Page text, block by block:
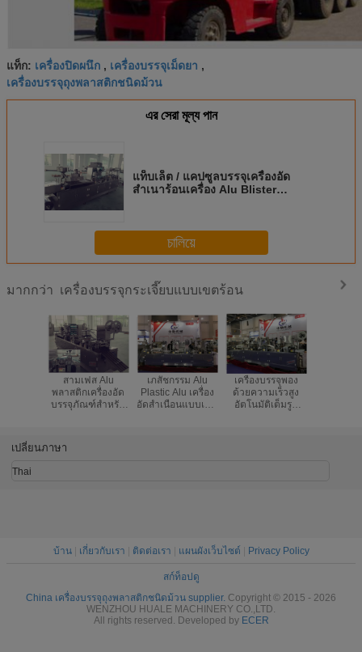
แท็ก: เครื่องปิดผนึก , เครื่องบรรจุเม็ดยา ,
เครื่องบรรจุถุงพลาสติกชนิดม้วน
এর সেরা মূল্য পান
แท็บเล็ต / แคปซูลบรรจุเครื่องอัด
สำเนาร้อนเครื่อง Alu Blister
চালিয়ে
มากกว่า เครื่องบรรจุกระเจี๊ยบแบบเขตร้อน
สามเฟส Alu
พลาสติกเครื่องอัด
บรรจุภัณฑ์สำหรับ
เภสัชกรรม Alu
Plastic Alu เครื่อง
อัดสำเนือนแบบเขต
เครื่องบรรจุพอง
ด้วยความเร็วสูง
อัตโนมัติเต็มรูป
เปลี่ยนภาษา
Thai
บ้าน| เกี่ยวกับเรา ติดต่อเรา แผนผังเว็บไซต์ Privacy Policy
สก์ท็อปดู
China เครื่องบรรจุถุงพลาสติกชนิดม้วน supplier. Copyright © 2015 - 2026
WENZHOU HUALE MACHINERY CO.,LTD.
All rights reserved. Developed by ECER